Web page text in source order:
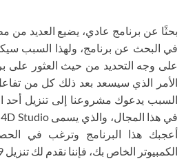
في البحث عن برنامج، ولهذا السبب
على وجه التحديد من حيث العثور على
الأمر الذي سيسعد بعد ذلك كل من
السبب يدعوك مشروعنا إلى تنزيل أحد
أعجبك هذا البرنامج وترغب في